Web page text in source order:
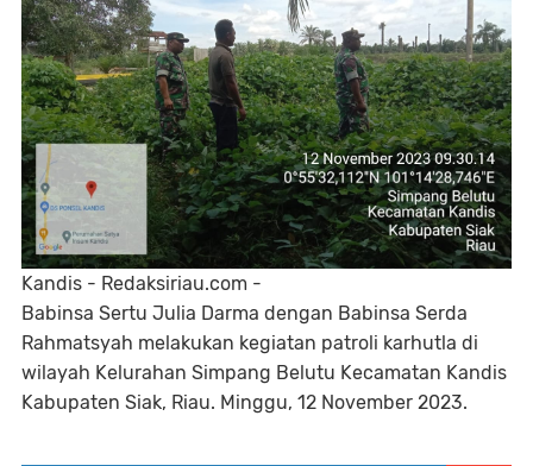
Kandis - Redaksiriau.com -
Babinsa Sertu Julia Darma dengan Babinsa Serda
Rahmatsyah melakukan kegiatan patroli karhutla di
wilayah Kelurahan Simpang Belutu Kecamatan Kandis
Kabupaten Siak, Riau. Minggu, 12 November 2023.